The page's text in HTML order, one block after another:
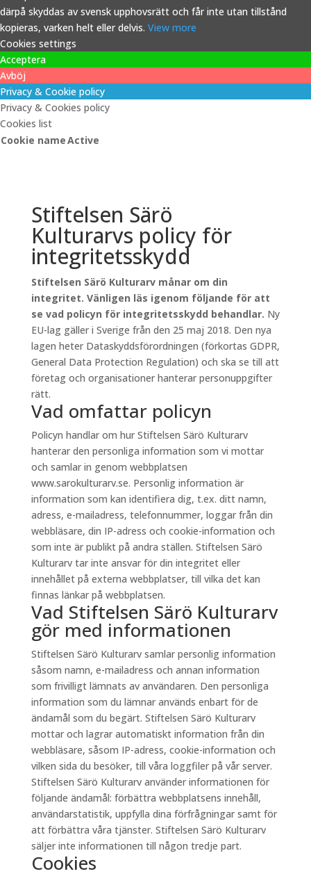
därpå skyddas av svensk upphovsrätt och får inte utan tillstånd
kopieras, varken helt eller delvis. View more
Cookies settings
Acceptera
Avböj
Privacy & Cookie policy
Privacy & Cookies policy
Cookies list
Cookie nameActive
Stiftelsen Särö
Kulturarvs policy för
integritetsskydd
Stiftelsen Särö Kulturarv månar om din
integritet. Vänligen läs igenom följande för att
se vad policyn för integritetsskydd behandlar. Ny
EU-lag gäller i Sverige från den 25 maj 2018. Den nya
lagen heter Dataskyddsförordningen (förkortas GDPR,
General Data Protection Regulation) och ska se till att
företag och organisationer hanterar personuppgifter
rätt.
Vad omfattar policyn
Policyn handlar om hur Stiftelsen Särö Kulturarv
hanterar den personliga information som vi mottar
och samlar in genom webbplatsen
www.sarokulturarv.se. Personlig information är
information som kan identifiera dig, t.ex. ditt namn,
adress, e-mailadress, telefonnummer, loggar från din
webbläsare, din IP-adress och cookie-information och
som inte är publikt på andra ställen. Stiftelsen Särö
Kulturarv tar inte ansvar för din integritet eller
innehållet på externa webbplatser, till vilka det kan
finnas länkar på webbplatsen.
Vad Stiftelsen Särö Kulturarv
gör med informationen
Stiftelsen Särö Kulturarv samlar personlig information
såsom namn, e-mailadress och annan information
som frivilligt lämnats av användaren. Den personliga
information som du lämnar används enbart för de
ändamål som du begärt. Stiftelsen Särö Kulturarv
mottar och lagrar automatiskt information från din
webbläsare, såsom IP-adress, cookie-information och
vilken sida du besöker, till våra loggfiler på vår server.
Stiftelsen Särö Kulturarv använder informationen för
följande ändamål: förbättra webbplatsens innehåll,
användarstatistik, uppfylla dina förfrågningar samt för
att förbättra våra tjänster. Stiftelsen Särö Kulturarv
säljer inte informationen till någon tredje part.
Cookies